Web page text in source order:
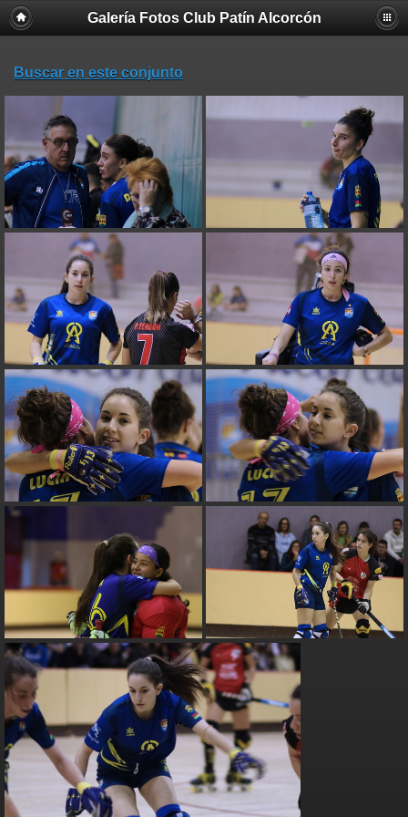
Galería Fotos Club Patín Alcorcón
Buscar en este conjunto